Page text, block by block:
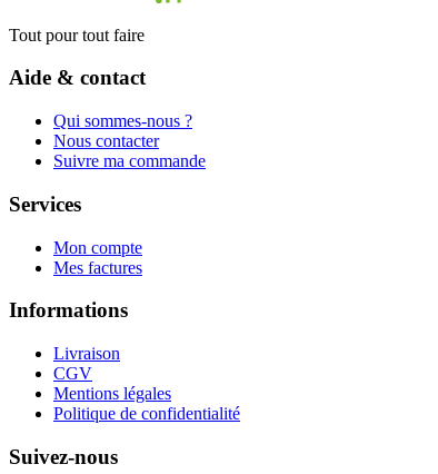
Tout pour tout faire
Aide & contact
Qui sommes-nous ?
Nous contacter
Suivre ma commande
Services
Mon compte
Mes factures
Informations
Livraison
CGV
Mentions légales
Politique de confidentialité
Suivez-nous